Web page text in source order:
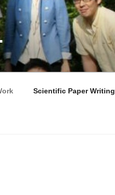
Scientific Paper Writing